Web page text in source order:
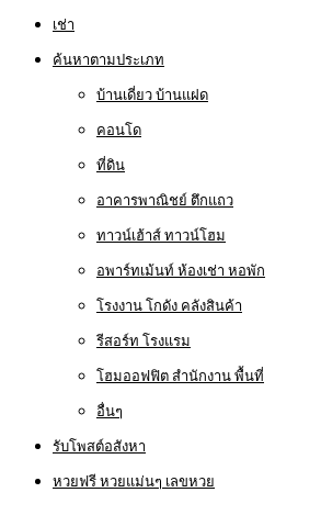
เช่า
ค้นหาตามประเภท
บ้านเดี่ยว บ้านแฝด
คอนโด
ที่ดิน
อาคารพาณิชย์ ตึกแถว
ทาวน์เฮ้าส์ ทาวน์โฮม
อพาร์ทเม้นท์ ห้องเช่า หอพัก
โรงงาน โกดัง คลังสินค้า
รีสอร์ท โรงแรม
โฮมออฟฟิต สำนักงาน พื้นที่
อื่นๆ
รับโพสต์อสังหา
หวยฟรี หวยแม่นๆ เลขหวย